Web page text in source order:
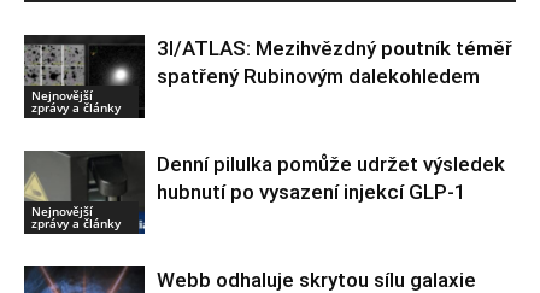
Nejnovější
zprávy a články
3I/ATLAS: Mezihvězdný poutník téměř
spatřený Rubinovým dalekohledem
Nejnovější
zprávy a články
Denní pilulka pomůže udržet výsledek
hubnutí po vysazení injekcí GLP-1
Webb odhaluje skrytou sílu galaxie